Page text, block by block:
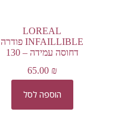
LOREAL
INFAILLIBLE פודרה
דחוסה עמידה – 130
65.00 ₪
הוספה לסל